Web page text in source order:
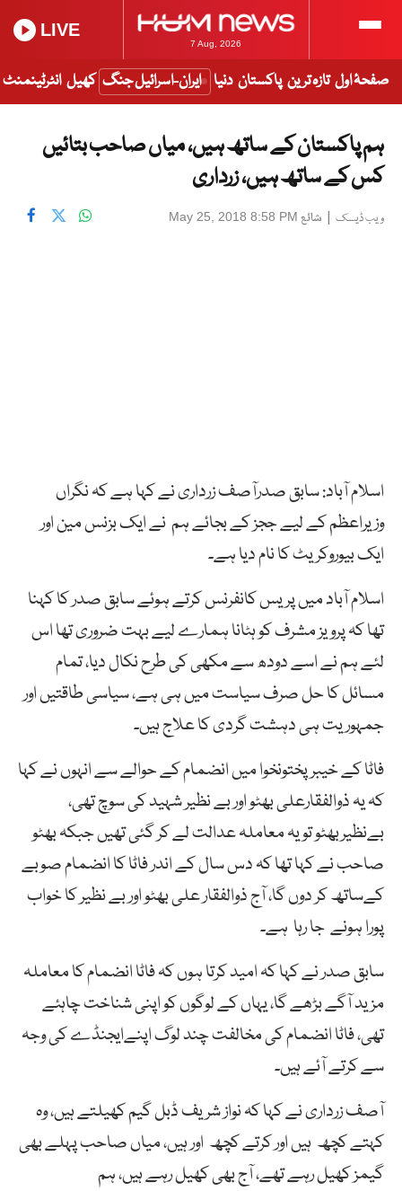
7 Aug, 2026
LIVE
صفحۂ اول تازہ ترین پاکستان دنیا ایران-اسرائیل جنگ کھیل انٹرٹینمنٹ
ہم پاکستان کے ساتھ ہیں، میاں صاحب بتائیں
کس کے ساتھ ہیں، زرداری
ویب ڈیسک | شائع May 25, 2018 8:58 PM
اسلام آباد: سابق صدرآصف زرداری نے کہا ہے کہ نگراں
وزیراعظم کے لیے ججز کے بجائے ہم نے ایک بزنس مین اور
ایک بیوروکریٹ کا نام دیا ہے۔
اسلام آباد میں پریس کانفرنس کرتے ہوئے سابق صدر کا کہنا
تھا کہ پرویز مشرف کو ہٹانا ہمارے لیے بہت ضروری تھا اس
لئے ہم نے اسے دودھ سے مکھی کی طرح نکال دیا، تمام
مسائل کا حل صرف سیاست میں ہی ہے، سیاسی طاقتیں اور
جمہوریت ہی دہشت گردی کا علاج ہیں۔
فاٹا کے خیبرپختونخوا میں انضمام کے حوالے سے انہوں نے کہا
کہ یہ ذوالفقارعلی بھٹو اور بے نظیر شہید کی سوچ تھی،
بےنظیربھٹو تو یہ معاملہ عدالت لے کر گئی تھیں جبکہ بھٹو
صاحب نے کہا تھا کہ دس سال کے اندر فاٹا کا انضمام صوبے
کےساتھ کر دوں گا، آج ذوالفقار علی بھٹو اور بے نظیر کا خواب
پورا ہونے جا رہا ہے۔
سابق صدر نے کہا کہ امید کرتا ہوں کہ فاٹا انضمام کا معاملہ
مزید آگے بڑھے گا، یہاں کے لوگوں کو اپنی شناخت چاہئے
تھی، فاٹا انضمام کی مخالفت چند لوگ اپنےایجنڈے کی وجہ
سے کرتے آئے ہیں۔
آصف زرداری نے کہا کہ نواز شریف ڈبل گیم کھیلتے ہیں، وہ
کہتے کچھ ہیں اور کرتے کچھ اور ہیں، میاں صاحب پہلے بھی
گیمز کھیل رہے تھے، آج بھی کھیل رہے ہیں، ہم